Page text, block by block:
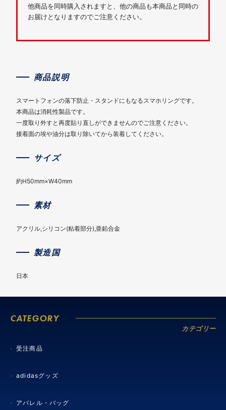
他商品を同時購入されますと、他の商品も本商品と同時の
お届けとなりますのでご注意ください。
商品説明
スマートフォンの落下防止・スタンドにもなるスマホリングです。
本商品は消耗性製品です。
一度取り外すと再度貼り直しができませんのでご注意ください。
接着面の埃や油分は取り除いてから装着してください。
サイズ
約H50mm×W40mm
素材
アクリル,シリコン(粘着部分),亜鉛合金
製造国
日本
CATEGORY
カテゴリー
受注商品
adidasグッズ
アパレル・バッグ